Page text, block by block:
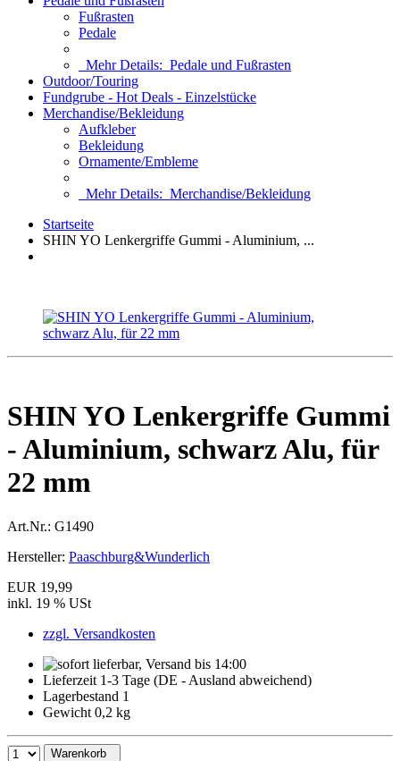
Fußrasten
Pedale
Mehr Details: Pedale und Fußrasten
Outdoor/Touring
Fundgrube - Hot Deals - Einzelstücke
Merchandise/Bekleidung
Aufkleber
Bekleidung
Ornamente/Embleme
Mehr Details: Merchandise/Bekleidung
Startseite
SHIN YO Lenkergriffe Gummi - Aluminium, ...
SHIN YO Lenkergriffe Gummi
- Aluminium, schwarz Alu, für
22 mm
Art.Nr.: G1490
Hersteller: Paaschburg&Wunderlich
EUR 19,99
inkl. 19 % USt
zzgl. Versandkosten
Lieferzeit 1-3 Tage (DE - Ausland abweichend)
Lagerbestand 1
Gewicht 0,2 kg
Warenkorb